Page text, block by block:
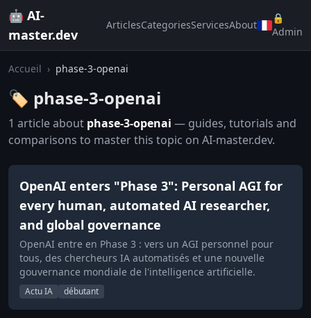
🤖 AI-
master.dev
ArticlesCategoriesServicesAbout
🔒
Admin
Accueil › phase-3-openai
🏷️ phase-3-openai
1 article about phase-3-openai — guides, tutorials and
comparisons to master this topic on AI-master.dev.
OpenAI enters "Phase 3": Personal AGI for
every human, automated AI researcher,
and global governance
OpenAI entre en Phase 3 : vers un AGI personnel pour
tous, des chercheurs IA automatisés et une nouvelle
gouvernance mondiale de l'intelligence artificielle.
Actu IA débutant